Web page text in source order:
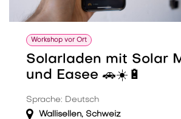
Workshop vor Ort
Solarladen mit Solar
und Easee 🚗☀️🔋
Sprache: Deutsch
Wallisellen, Schweiz